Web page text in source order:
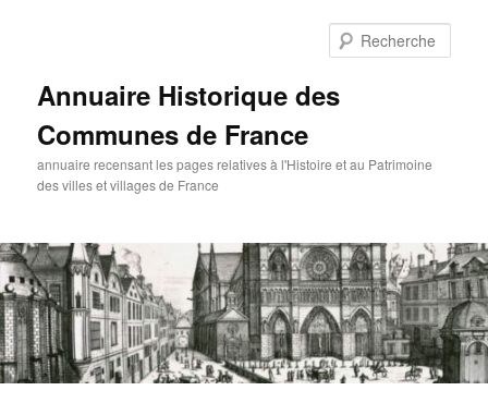
Annuaire Historique des
Communes de France
annuaire recensant les pages relatives à l'Histoire et au Patrimoine
des villes et villages de France